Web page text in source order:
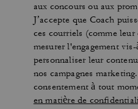
aux concours ou aux
J’accepte que Coach
ces courriels (comme
mesurer l'engagement
personnaliser leur
nos campagnes
consentement à tout
en matière de